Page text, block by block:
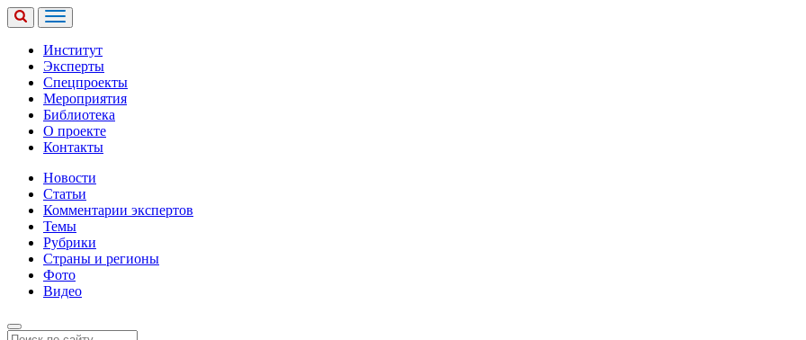
Институт
Эксперты
Спецпроекты
Мероприятия
Библиотека
О проекте
Контакты
Новости
Статьи
Комментарии экспертов
Темы
Рубрики
Страны и регионы
Фото
Видео